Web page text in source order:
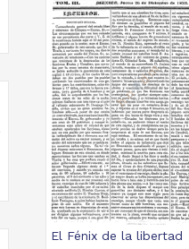
El Fénix de la libertad